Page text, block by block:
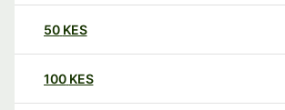
50 KES
100 KES